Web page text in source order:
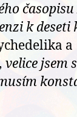
k deseti
a
jsem